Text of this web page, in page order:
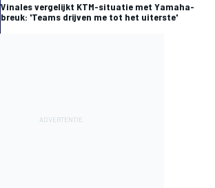
Vinales vergelijkt KTM-situatie met Yamaha-
breuk: 'Teams drijven me tot het uiterste'